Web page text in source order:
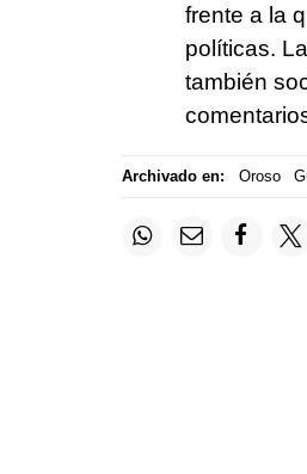
frente a la
políticas.
también
Archivado en: Oroso